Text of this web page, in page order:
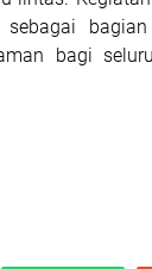
bagi